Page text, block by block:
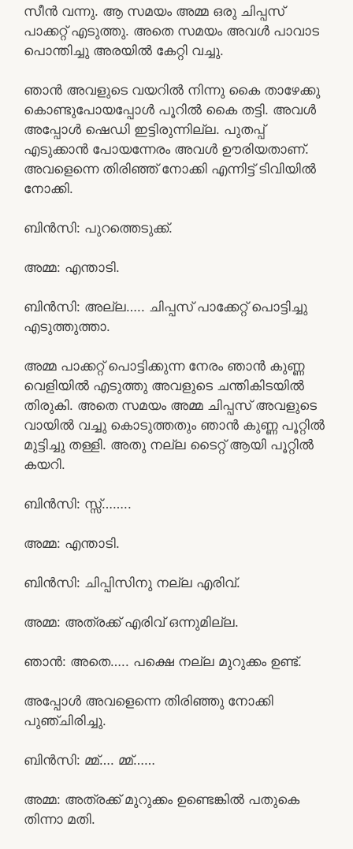
സീൻ വന്നു. ആ സമയം അമ്മ ഒരു ചിപ്പസ്‌
പാക്കറ്റ് എടുത്തു. അതെ സമയം അവൾ പാവാട
പൊന്തിച്ചു അരയിൽ കേറ്റി വച്ചു.
ഞാൻ അവളുടെ വയറിൽ നിന്നു കൈ താഴേക്കു
കൊണ്ടുപോയപ്പോൾ പൂറിൽ കൈ തട്ടി. അവൾ
അപ്പോൾ ഷെഡി ഇട്ടിരുന്നില്ല. പുതപ്പ്
എടുക്കാൻ പോയന്നേരം അവൾ ഊരിയതാണ്.
അവളെന്നെ തിരിഞ്ഞ് നോക്കി എന്നിട്ട് ടിവിയിൽ
നോക്കി.
ബിൻസി: പുറത്തെടുക്ക്.
അമ്മ: എന്താടി.
ബിൻസി: അല്ല….. ചിപ്പസ്‌ പാക്കേറ്റ് പൊട്ടിച്ചു
എടുത്തുത്താ.
അമ്മ പാക്കറ്റ് പൊട്ടിക്കുന്ന നേരം ഞാൻ കുണ്ണ
വെളിയിൽ എടുത്തു അവളുടെ ചന്തികിടയിൽ
തിരുകി. അതെ സമയം അമ്മ ചിപ്പസ്‌ അവളുടെ
വായിൽ വച്ചു കൊടുത്തതും ഞാൻ കുണ്ണ പൂറ്റിൽ
മുട്ടിച്ചു തള്ളി. അതു നല്ല ടൈറ്റ് ആയി പൂറ്റിൽ
കയറി.
ബിൻസി: സ്സ്‌……..
അമ്മ: എന്താടി.
ബിൻസി: ചിപ്പിസിനു നല്ല എരിവ്.
അമ്മ: അത്രക്ക് എരിവ് ഒന്നുമില്ല.
ഞാൻ: അതെ….. പക്ഷെ നല്ല മുറുക്കം ഉണ്ട്.
അപ്പോൾ അവളെന്നെ തിരിഞ്ഞു നോക്കി
പുഞ്ചിരിച്ചു.
ബിൻസി: മ്മ്…. മ്മ്……
അമ്മ: അത്രക്ക് മുറുക്കം ഉണ്ടെങ്കിൽ പതുകെ
തിന്നാ മതി.